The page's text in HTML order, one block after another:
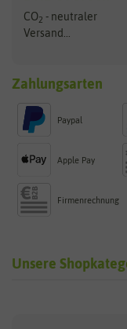
CO2 - neutraler
Versand...
Zahlungsarten
Paypal
Apple Pay
Firmenrechnung
Unsere